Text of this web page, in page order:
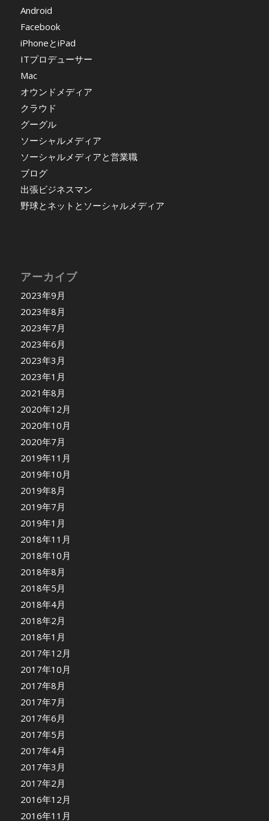
Android
Facebook
iPhoneとiPad
ITプロデューサー
Mac
オウンドメディア
クラウド
グーグル
ソーシャルメディア
ソーシャルメディアと営業職
ブログ
出張ビジネスマン
野球とネットとソーシャルメディア
アーカイブ
2023年9月
2023年8月
2023年7月
2023年6月
2023年3月
2023年1月
2021年8月
2020年12月
2020年10月
2020年7月
2019年11月
2019年10月
2019年8月
2019年7月
2019年1月
2018年11月
2018年10月
2018年8月
2018年5月
2018年4月
2018年2月
2018年1月
2017年12月
2017年10月
2017年8月
2017年7月
2017年6月
2017年5月
2017年4月
2017年3月
2017年2月
2016年12月
2016年11月